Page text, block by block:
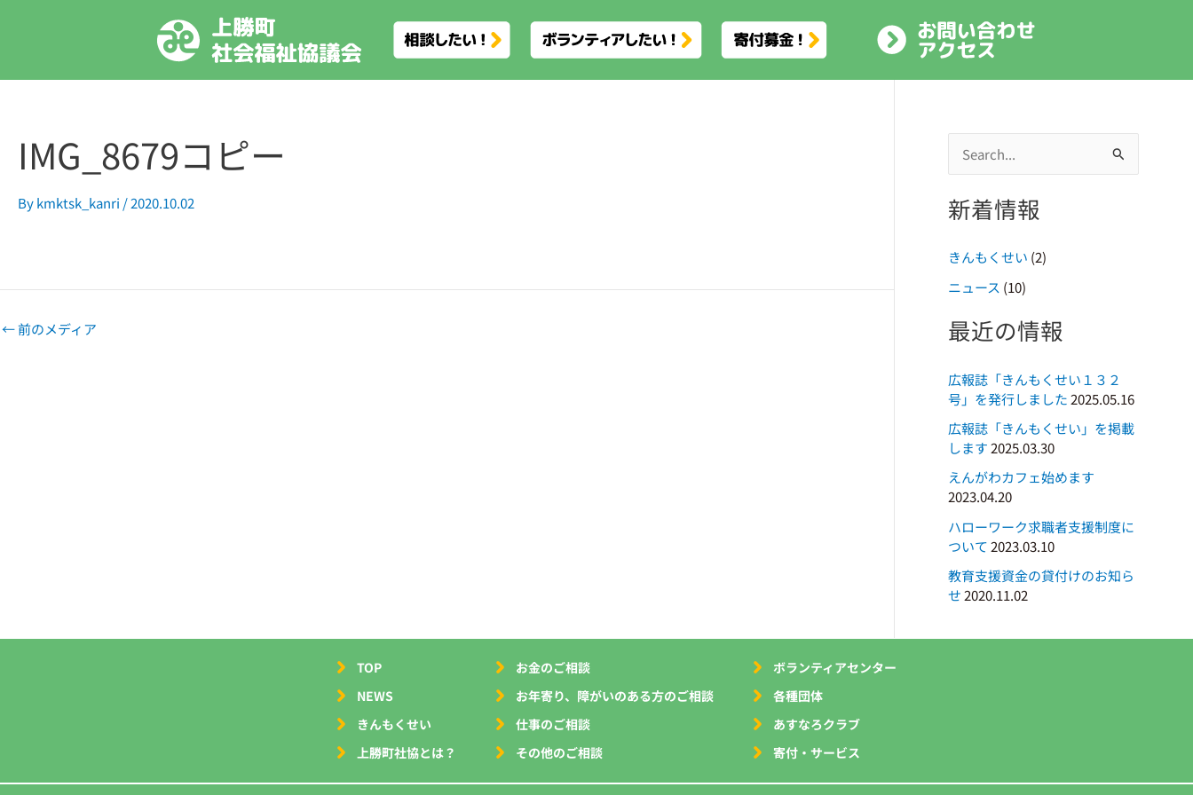
ス
IMG_8679コピー
Bykmktsk_kanri /2020.10.02
←前のメディア
対
:
新着情報
きんもくせい (2)
ニュース (10)
最近の情報
広報誌「きんもくせい１３２
号」を発行しました2025.05.16
広報誌「きんもくせい」を掲載
します2025.03.30
えんがわカフェ始めます
2023.04.20
ハローワーク求職者支援制度に
ついて2023.03.10
教育支援資金の貸付けのお知ら
せ2020.11.02
TOP
NEWS
きんもくせい
上勝町社協とは？
お金のご相談
お年寄り、障がいのある方のご相談
仕事のご相談
その他のご相談
ボランティアセンター
各種団体
あすなろクラブ
寄付・サービス